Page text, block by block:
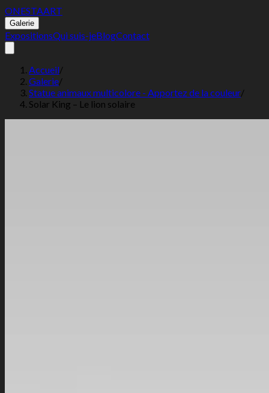
ONESTAART
Galerie
ExpositionsQui suis-jeBlogContact
Accueil/
Galerie/
Statue animaux multicolore - Apportez de la couleur/
Solar King – Le lion solaire